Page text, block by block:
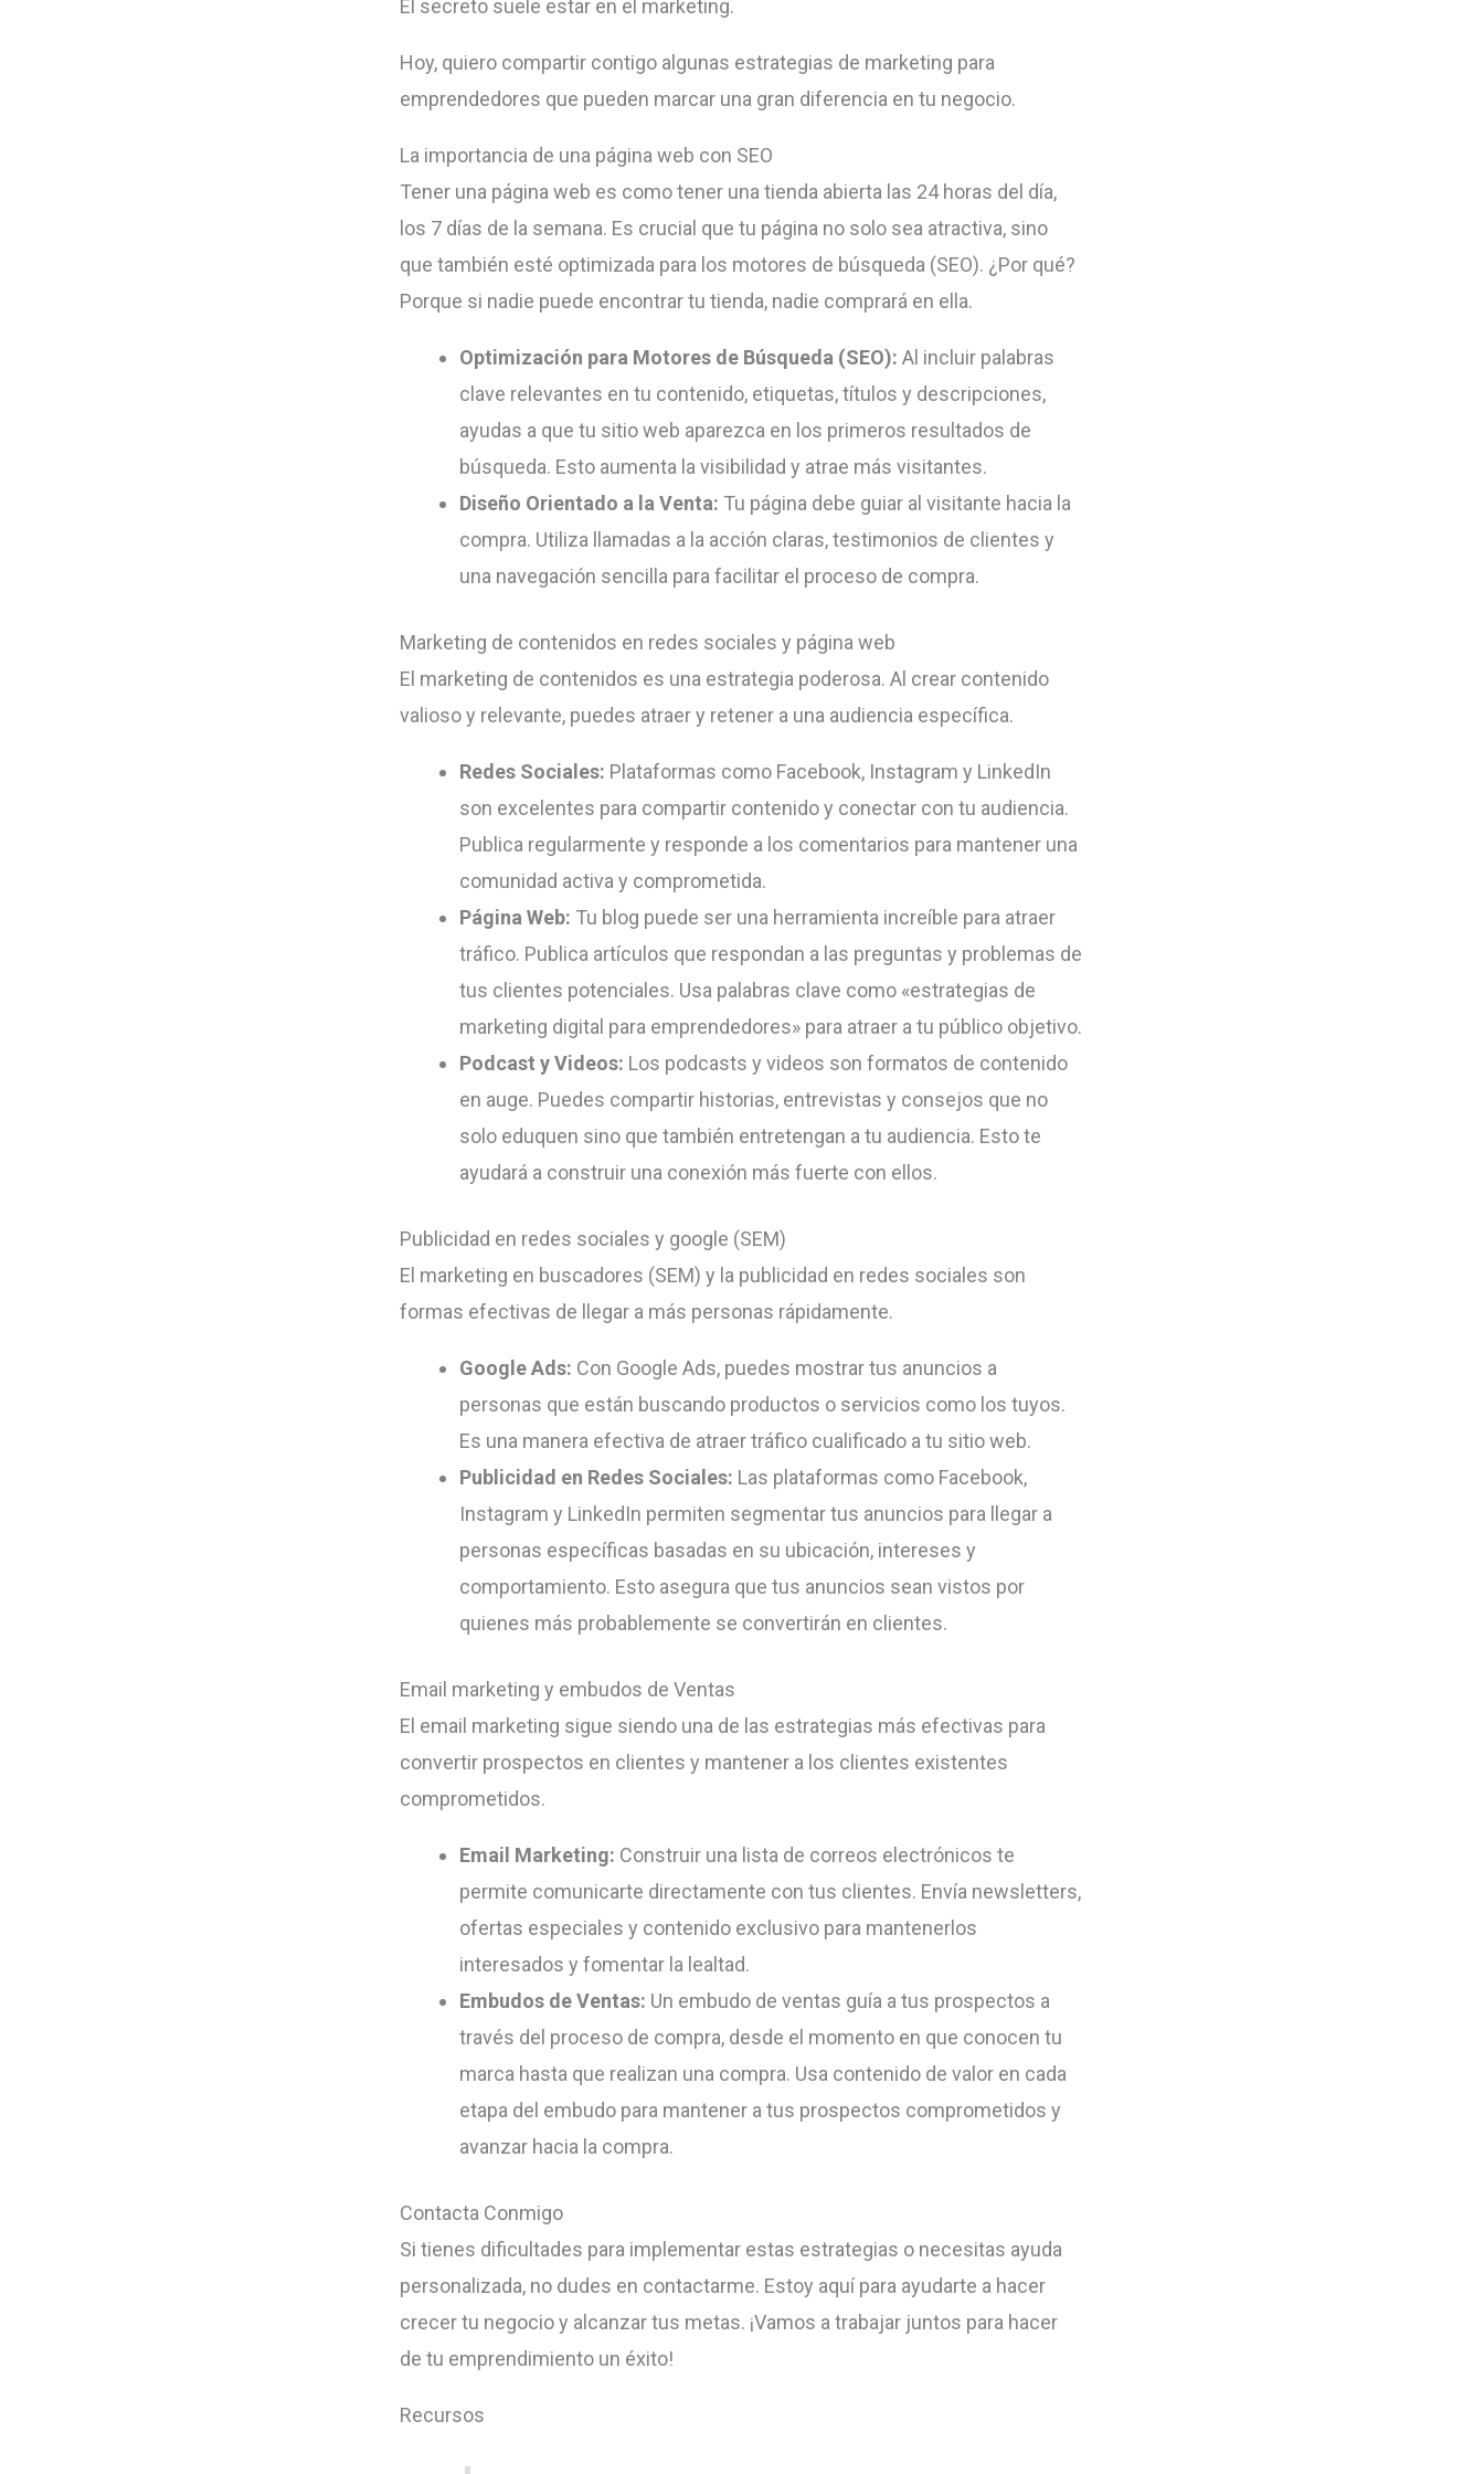
el
El secreto suele estar en el marketing.
Hoy, quiero compartir contigo algunas estrategias de marketing para
emprendedores que pueden marcar una gran diferencia en tu negocio.
La importancia de una página web con SEO
Tener una página web es como tener una tienda abierta las 24 horas del día,
los 7 días de la semana. Es crucial que tu página no solo sea atractiva, sino
que también esté optimizada para los motores de búsqueda (SEO). ¿Por qué?
Porque si nadie puede encontrar tu tienda, nadie comprará en ella.
Optimización para Motores de Búsqueda (SEO): Al incluir palabras
clave relevantes en tu contenido, etiquetas, títulos y descripciones,
ayudas a que tu sitio web aparezca en los primeros resultados de
búsqueda. Esto aumenta la visibilidad y atrae más visitantes.
Diseño Orientado a la Venta: Tu página debe guiar al visitante hacia la
compra. Utiliza llamadas a la acción claras, testimonios de clientes y
una navegación sencilla para facilitar el proceso de compra.
Marketing de contenidos en redes sociales y página web
El marketing de contenidos es una estrategia poderosa. Al crear contenido
valioso y relevante, puedes atraer y retener a una audiencia específica.
Redes Sociales: Plataformas como Facebook, Instagram y LinkedIn
son excelentes para compartir contenido y conectar con tu audiencia.
Publica regularmente y responde a los comentarios para mantener una
comunidad activa y comprometida.
Página Web: Tu blog puede ser una herramienta increíble para atraer
tráfico. Publica artículos que respondan a las preguntas y problemas de
tus clientes potenciales. Usa palabras clave como «estrategias de
marketing digital para emprendedores» para atraer a tu público objetivo.
Podcast y Videos: Los podcasts y videos son formatos de contenido
en auge. Puedes compartir historias, entrevistas y consejos que no
solo eduquen sino que también entretengan a tu audiencia. Esto te
ayudará a construir una conexión más fuerte con ellos.
Publicidad en redes sociales y google (SEM)
El marketing en buscadores (SEM) y la publicidad en redes sociales son
formas efectivas de llegar a más personas rápidamente.
Google Ads: Con Google Ads, puedes mostrar tus anuncios a
personas que están buscando productos o servicios como los tuyos.
Es una manera efectiva de atraer tráfico cualificado a tu sitio web.
Publicidad en Redes Sociales: Las plataformas como Facebook,
Instagram y LinkedIn permiten segmentar tus anuncios para llegar a
personas específicas basadas en su ubicación, intereses y
comportamiento. Esto asegura que tus anuncios sean vistos por
quienes más probablemente se convertirán en clientes.
Email marketing y embudos de Ventas
El email marketing sigue siendo una de las estrategias más efectivas para
convertir prospectos en clientes y mantener a los clientes existentes
comprometidos.
Email Marketing: Construir una lista de correos electrónicos te
permite comunicarte directamente con tus clientes. Envía newsletters,
ofertas especiales y contenido exclusivo para mantenerlos
interesados y fomentar la lealtad.
Embudos de Ventas: Un embudo de ventas guía a tus prospectos a
través del proceso de compra, desde el momento en que conocen tu
marca hasta que realizan una compra. Usa contenido de valor en cada
etapa del embudo para mantener a tus prospectos comprometidos y
avanzar hacia la compra.
Contacta Conmigo
Si tienes dificultades para implementar estas estrategias o necesitas ayuda
personalizada, no dudes en contactarme. Estoy aquí para ayudarte a hacer
crecer tu negocio y alcanzar tus metas. ¡Vamos a trabajar juntos para hacer
de tu emprendimiento un éxito!
Recursos